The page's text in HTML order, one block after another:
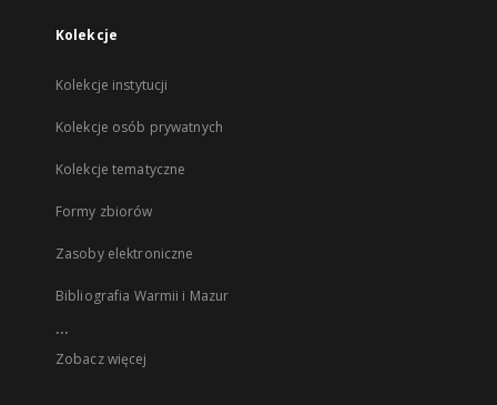
Kolekcje
Kolekcje instytucji
Kolekcje osób prywatnych
Kolekcje tematyczne
Formy zbiorów
Zasoby elektroniczne
Bibliografia Warmii i Mazur
...
Zobacz więcej